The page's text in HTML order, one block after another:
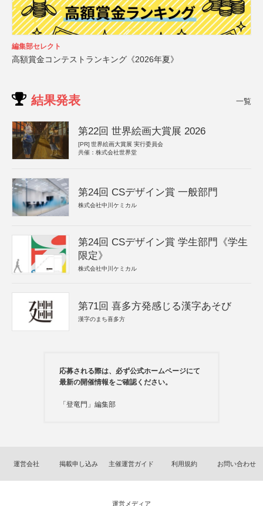
編集部セレクト
高額賞金コンテストランキング《2026年夏》
結果発表 一覧
第22回 世界絵画大賞展 2026
[PR] 世界絵画大賞展 実行委員会
共催：株式会社世界堂
第24回 CSデザイン賞 一般部門
株式会社中川ケミカル
第24回 CSデザイン賞 学生部門《学生
限定》
株式会社中川ケミカル
第71回 喜多方発感じる漢字あそび
漢字のまち喜多方
応募される際は、必ず公式ホームページにて
最新の開催情報をご確認ください。
「登竜門」編集部
運営会社 掲載申し込み 主催運営ガイド 利用規約 お問い合わせ
運営メディア